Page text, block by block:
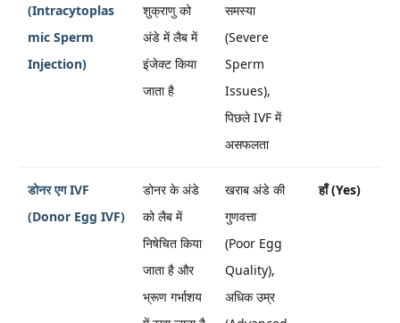
(Intracytoplas
mic Sperm
Injection)
शुक्राणु को
अंडे में लैब में
इंजेक्ट किया
जाता है
समस्या
(Severe
Sperm
Issues),
पिछले IVF में
असफलता
डोनर एग IVF
(Donor Egg IVF)
डोनर के अंडे
को लैब में
निषेचित किया
जाता है और
भ्रूण गर्भाशय
खराब अंडे की
गुणवत्ता
(Poor Egg
Quality),
अधिक उम्र
हाँ (Yes)